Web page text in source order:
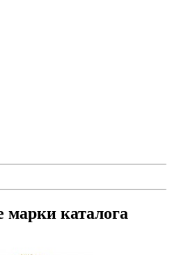
марки каталога